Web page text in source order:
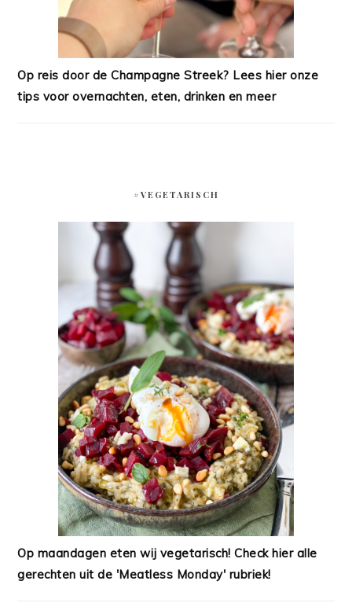
Op reis door de Champagne Streek? Lees hier onze
tips voor overnachten, eten, drinken en meer
#VEGETARISCH
Op maandagen eten wij vegetarisch! Check hier alle
gerechten uit de 'Meatless Monday' rubriek!